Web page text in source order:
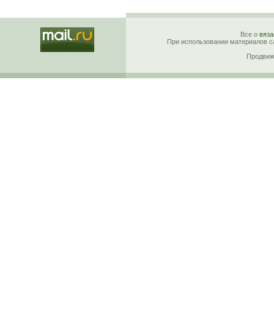
Все о
При использовании материалов